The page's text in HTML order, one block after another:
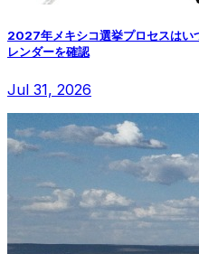
2027年メキシコ選挙プロセスはい
レンダーを確認
Jul 31, 2026